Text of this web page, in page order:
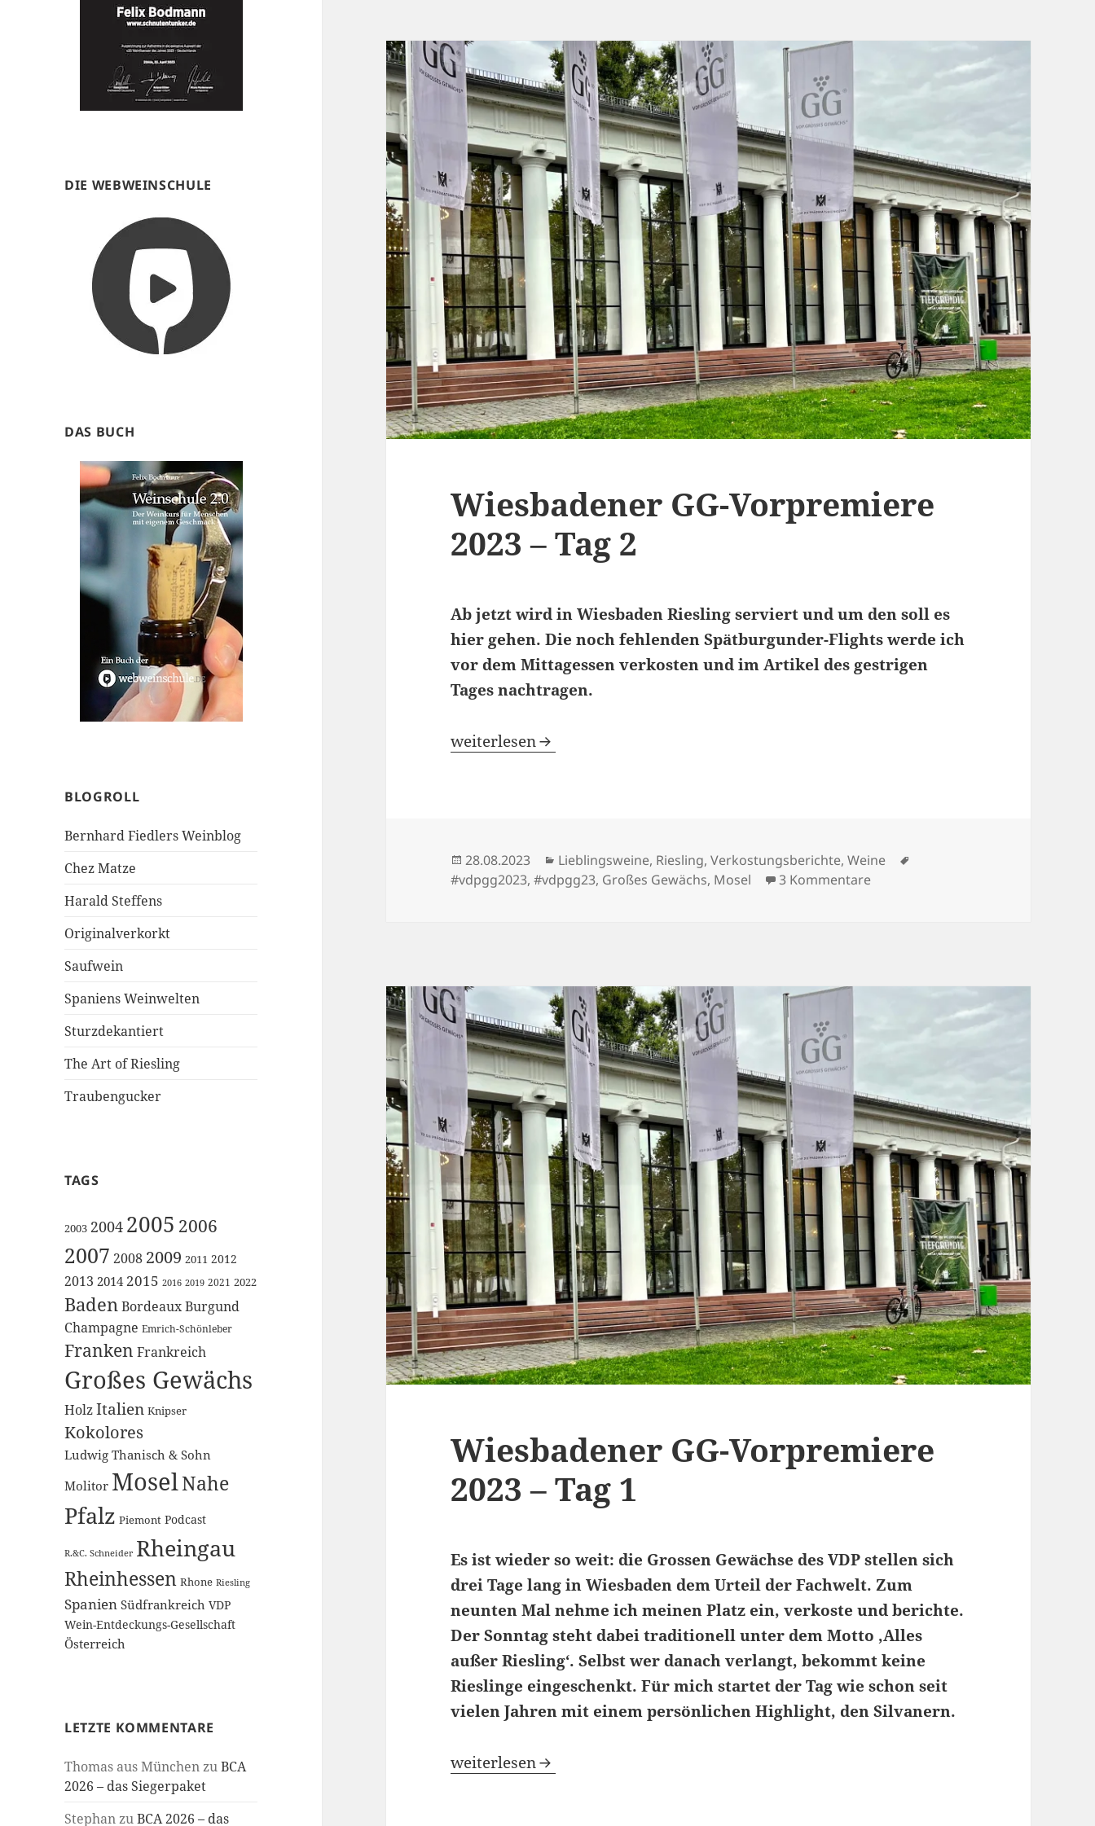
DIE WEBWEINSCHULE
DAS BUCH
BLOGROLL
Bernhard Fiedlers Weinblog
Chez Matze
Harald Steffens
Originalverkorkt
Saufwein
Spaniens Weinwelten
Sturzdekantiert
The Art of Riesling
Traubengucker
TAGS
2003 2004 2005 2006
2007 2008 2009 2011 2012
2013 2014 2015 2016 2019 2021 2022
Baden BordeauxBurgund
Champagne Emrich-Schönleber
Franken Frankreich
Großes Gewächs
HolzItalien Knipser
Kokolores
Ludwig Thanisch & Sohn
Molitor MoselNahe
Pfalz Piemont Podcast
R.&C. Schneider Rheingau
Rheinhessen Rhone Riesling
Spanien Südfrankreich VDP
Wein-Entdeckungs-Gesellschaft
Österreich
LETZTE KOMMENTARE
Thomas aus MünchenzuBCA
2026 – das Siegerpaket
StephanzuBCA 2026 – das
Wiesbadener GG-Vorpremiere
2023 – Tag 2
Ab jetzt wird in Wiesbaden Riesling serviert und um den soll es
hier gehen. Die noch fehlenden Spätburgunder-Flights werde ich
vor dem Mittagessen verkosten und im Artikel des gestrigen
Tages nachtragen.
Wiesbadener GG-Vorpremiere 2023 – Tag 2
weiterlesen
Veröffentlicht
am
28.08.2023 Kategorien
Lieblingsweine, Riesling,Verkostungsberichte,Weine
#vdpgg2023,#vdpgg23, Großes Gewächs, Mosel 3 Kommentarezu Wiesbadener GG-Vorpremiere
Wiesbadener GG-Vorpremiere
2023 – Tag 1
Es ist wieder so weit: die Grossen Gewächse des VDP stellen sich
drei Tage lang in Wiesbaden dem Urteil der Fachwelt. Zum
neunten Mal nehme ich meinen Platz ein, verkoste und berichte.
Der Sonntag steht dabei traditionell unter dem Motto ‚Alles
außer Riesling‘. Selbst wer danach verlangt, bekommt keine
Rieslinge eingeschenkt. Für mich startet der Tag wie schon seit
vielen Jahren mit einem persönlichen Highlight, den Silvanern.
Wiesbadener GG-Vorpremiere 2023 – Tag 1
weiterlesen